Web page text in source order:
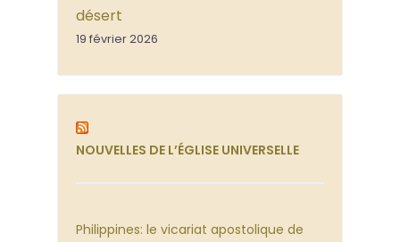
désert
19 février 2026
NOUVELLES DE L’ÉGLISE UNIVERSELLE
Philippines: le vicariat apostolique de